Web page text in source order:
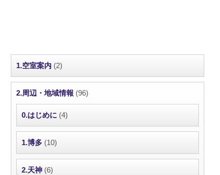
1.空室案内 (2)
2.周辺・地域情報 (96)
0.はじめに (4)
1.博多 (10)
2.天神 (6)